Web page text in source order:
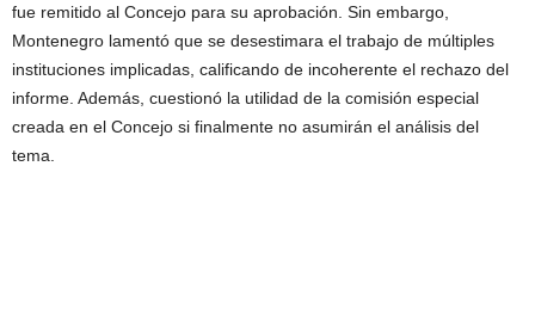
fue remitido al Concejo para su aprobación. Sin embargo,
Montenegro lamentó que se desestimara el trabajo de múltiples
instituciones implicadas, calificando de incoherente el rechazo del
informe. Además, cuestionó la utilidad de la comisión especial
creada en el Concejo si finalmente no asumirán el análisis del
tema.